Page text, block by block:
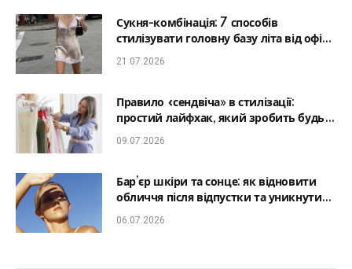
Сукня-комбінація: 7 способів
стилізувати головну базу літа від офісу
до романтичної вечері
21.07.2026
Правило «сендвіча» в стилізації:
простий лайфхак, який зробить будь-
який образ гармонійним
09.07.2026
Бар’єр шкіри та сонце: як відновити
обличчя після відпустки та уникнути
фотостаріння
06.07.2026